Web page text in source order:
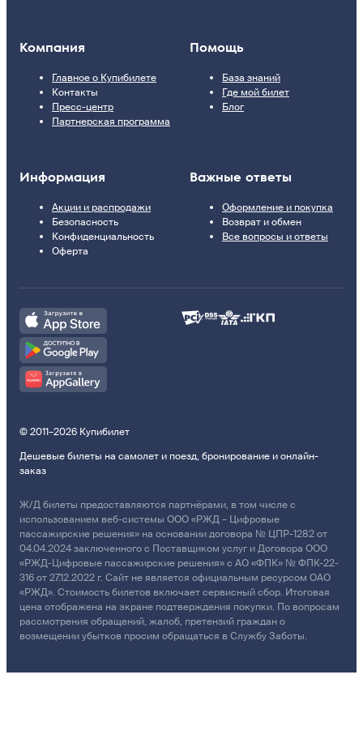
Компания
Главное о Купибилете
Контакты
Пресс-центр
Партнерская программа
Помощь
База знаний
Где мой билет
Блог
Информация
Акции и распродажи
Безопасность
Конфиденциальность
Оферта
Важные ответы
Оформление и покупка
Возврат и обмен
Все вопросы и ответы
© 2011–2026 Купибилет
Дешевые билеты на самолет и поезд, бронирование и онлайн-
заказ
Ж/Д билеты предоставляются партнёрами, в том числе с
использованием веб-системы ООО «РЖД – Цифровые
пассажирские решения» на основании договора № ЦПР-1282 от
04.04.2024 заключенного с Поставщиком услуг и Договора ООО
«РЖД-Цифровые пассажирские решения» с АО «ФПК» № ФПК-22-
316 от 27.12.2022 г. Сайт не является официальным ресурсом ОАО
«РЖД». Стоимость билетов включает сервисный сбор. Итоговая
цена отображена на экране подтверждения покупки. По вопросам
рассмотрения обращений, жалоб, претензий граждан о
возмещении убытков просим обращаться в Службу Заботы.